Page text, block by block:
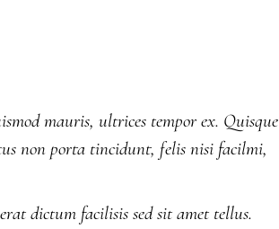
mauris, ultrices tempor ex. Quisque
non porta tincidunt, felis nisi facilmi,
dictum facilisis sed sit amet tellus.